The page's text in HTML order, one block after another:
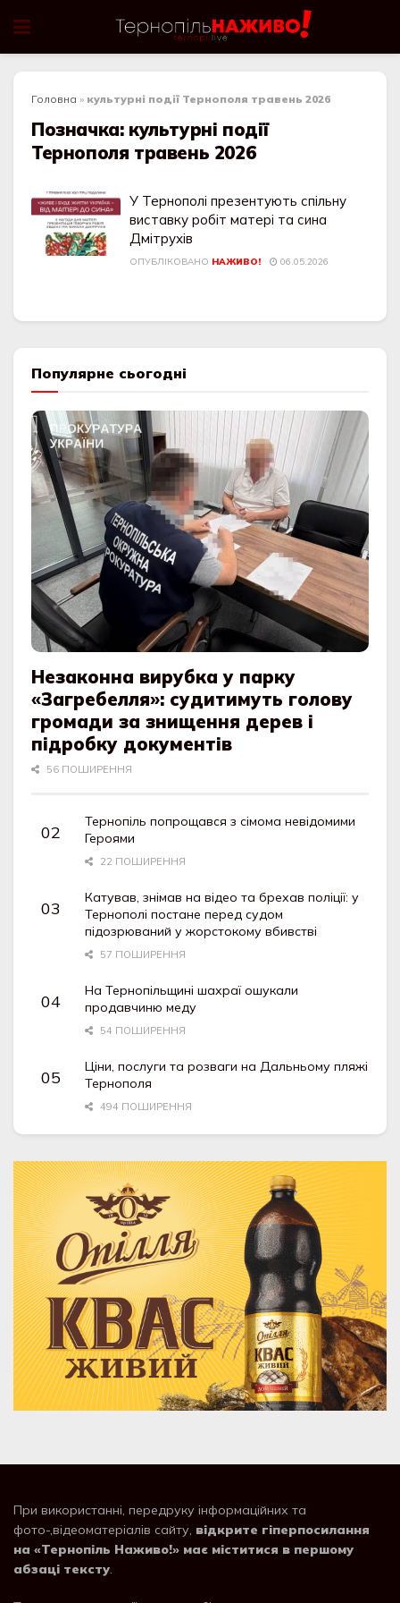
Головна » культурні події Тернополя травень 2026
Позначка: культурні події
Тернополя травень 2026
У Тернополі презентують спільну
виставку робіт матері та сина
Дмітрухів
ОПУБЛІКОВАНО НАЖИВО! 06.05.2026
Популярне сьогодні
Незаконна вирубка у парку
«Загребелля»: судитимуть голову
громади за знищення дерев і
підробку документів
56 ПОШИРЕННЯ
Тернопіль попрощався з сімома невідомими
Героями
22 ПОШИРЕННЯ
Катував, знімав на відео та брехав поліції: у
Тернополі постане перед судом
підозрюваний у жорстокому вбивстві
57 ПОШИРЕННЯ
На Тернопільщині шахраї ошукали
продавчиню меду
54 ПОШИРЕННЯ
Ціни, послуги та розваги на Дальньому пляжі
Тернополя
494 ПОШИРЕННЯ
При використанні, передруку інформаційних та
фото-,відеоматеріалів сайту, відкрите гіперпосилання
на «Тернопіль Наживо!» має міститися в першому
абзаці тексту.